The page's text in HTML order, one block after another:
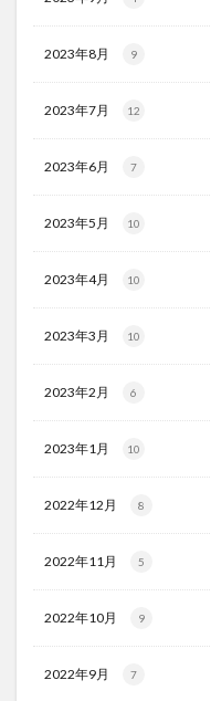
2023年8月 9
2023年7月 12
2023年6月 7
2023年5月 10
2023年4月 10
2023年3月 10
2023年2月 6
2023年1月 10
2022年12月 8
2022年11月 5
2022年10月 9
2022年9月 7